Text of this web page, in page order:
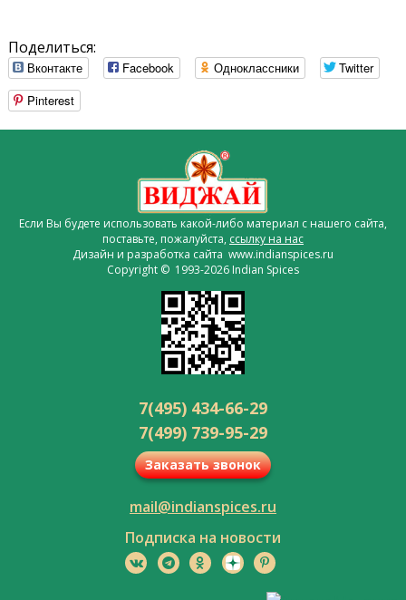
Поделиться:
Вконтакте Facebook Одноклассники
Twitter
Pinterest
Если Вы будете использовать какой-либо материал с нашего сайта,
поставьте, пожалуйста, ссылку на нас
Дизайн и разработка сайта www.indianspices.ru
Copyright © 1993-2026 Indian Spices
7(495) 434-66-29
7(499) 739-95-29
Заказать звонок
mail@indianspices.ru
Подписка на новости